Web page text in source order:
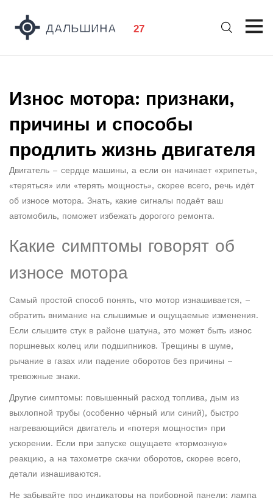
Износ мотора: признаки,
причины и способы
продлить жизнь двигателя
Двигатель – сердце машины, а если он начинает «хрипеть»,
«теряться» или «терять мощность», скорее всего, речь идёт
об износе мотора. Знать, какие сигналы подаёт ваш
автомобиль, поможет избежать дорогого ремонта.
Какие симптомы говорят об
износе мотора
Самый простой способ понять, что мотор изнашивается, –
обратить внимание на слышимые и ощущаемые изменения.
Если слышите стук в районе шатуна, это может быть износ
поршневых колец или подшипников. Трещины в шуме,
рычание в газах или падение оборотов без причины –
тревожные знаки.
Другие симптомы: повышенный расход топлива, дым из
выхлопной трубы (особенно чёрный или синий), быстро
нагревающийся двигатель и «потеря мощности» при
ускорении. Если при запуске ощущаете «тормозную»
реакцию, а на тахометре скачки оборотов, скорее всего,
детали изнашиваются.
Не забывайте про индикаторы на приборной панели: лампа